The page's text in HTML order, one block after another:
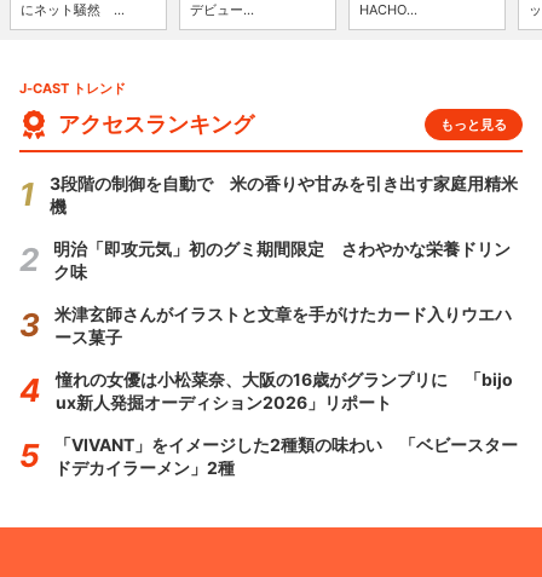
にネット騒然 ...
デビュー...
HACHO...
J-CAST トレンド
アクセスランキング もっと見る
3段階の制御を自動で 米の香りや甘みを引き出す家庭用精米
機
明治「即攻元気」初のグミ期間限定 さわやかな栄養ドリン
ク味
米津玄師さんがイラストと文章を手がけたカード入りウエハ
ース菓子
憧れの女優は小松菜奈、大阪の16歳がグランプリに 「bijo
ux新人発掘オーディション2026」リポート
「VIVANT」をイメージした2種類の味わい 「ベビースター
ドデカイラーメン」2種